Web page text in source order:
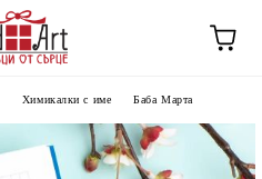
Химикалки с име Баба Марта